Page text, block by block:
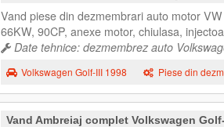
Vand piese din dezmembrari auto motor
66KW, 90CP, anexe motor, chiulasa,
Date tehnice: dezmembrez auto
Volkswagen Golf-III 1998 Piese din
Vand Ambreiaj complet Volkswagen